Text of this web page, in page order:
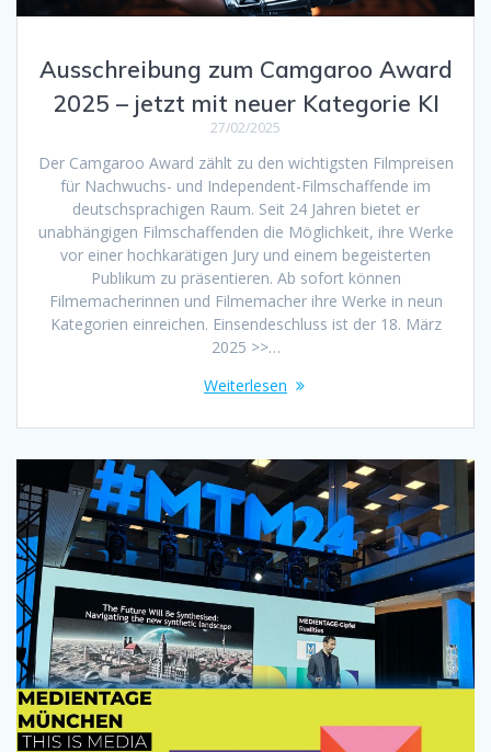
Ausschreibung zum Camgaroo Award
2025 – jetzt mit neuer Kategorie KI
27/02/2025
Der Camgaroo Award zählt zu den wichtigsten Filmpreisen
für Nachwuchs- und Independent-Filmschaffende im
deutschsprachigen Raum. Seit 24 Jahren bietet er
unabhängigen Filmschaffenden die Möglichkeit, ihre Werke
vor einer hochkarätigen Jury und einem begeisterten
Publikum zu präsentieren. Ab sofort können
Filmemacherinnen und Filmemacher ihre Werke in neun
Kategorien einreichen. Einsendeschluss ist der 18. März
2025 >>…
Weiterlesen